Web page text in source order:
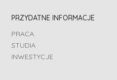
PRZYDATNE INFORMACJE
PRACA
STUDIA
INWESTYCJE